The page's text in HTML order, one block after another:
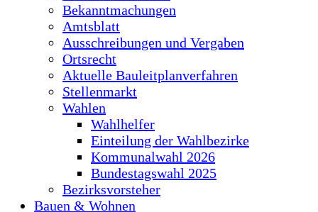
Bekanntmachungen
Amtsblatt
Ausschreibungen und Vergaben
Ortsrecht
Aktuelle Bauleitplanverfahren
Stellenmarkt
Wahlen
Wahlhelfer
Einteilung der Wahlbezirke
Kommunalwahl 2026
Bundestagswahl 2025
Bezirksvorsteher
Bauen & Wohnen